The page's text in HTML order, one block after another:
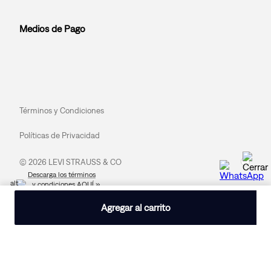
Agregar al carrito
Medios de Pago
Términos y Condiciones
Políticas de Privacidad
© 2026 LEVI STRAUSS & CO
Descarga los términos
y condiciones AQUÍ »